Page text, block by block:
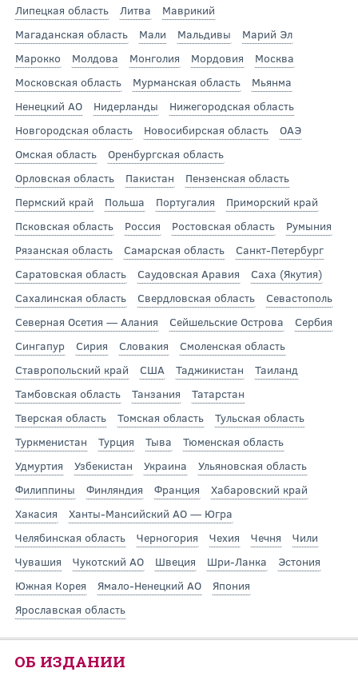
Липецкая область
Литва
Маврикий
Магаданская область
Мали Мальдивы
Марий Эл
Марокко
Молдова Монголия Мордовия
Москва
Московская область
Мурманская область
Мьянма
Ненецкий АО
Нидерланды
Нижегородская область
Новгородская область
Новосибирская область
ОАЭ
Омская область
Оренбургская область
Орловская область
Пакистан
Пензенская область
Пермский край
Польша Португалия
Приморский край
Псковская область
Россия Ростовская область
Румыния
Рязанская область
Самарская область
Санкт-Петербург
Саратовская область
Саудовская Аравия
Саха (Якутия)
Сахалинская область
Свердловская область
Севастополь
Северная Осетия — Алания
Сейшельские Острова
Сербия
Сингапур
Сирия Словакия
Смоленская область
Ставропольский край
США Таджикистан
Таиланд
Тамбовская область
Танзания
Татарстан
Тверская область
Томская область
Тульская область
Туркменистан
Турция Тыва
Тюменская область
Удмуртия
Узбекистан Украина
Ульяновская область
Филиппины
Финляндия Франция
Хабаровский край
Хакасия
Ханты-Мансийский АО — Югра
Челябинская область
Черногория Чехия Чечня
Чили
Чувашия
Чукотский АО Швеция Шри-Ланка
Эстония
Южная Корея
Ямало-Ненецкий АО
Япония
Ярославская область
ОБ ИЗДАНИИ